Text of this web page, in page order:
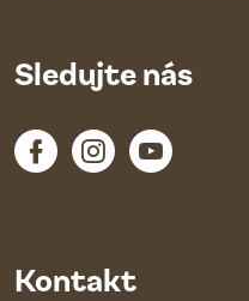
Kontakt
Sledujte nás